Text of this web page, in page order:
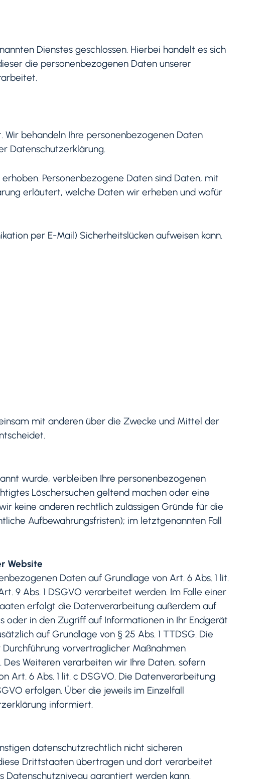
Dienstes geschlossen. Hierbei handelt es sich
die personenbezogenen Daten unserer
behandeln Ihre personenbezogenen Daten
Datenschutzerklärung.
Personenbezogene Daten sind Daten, mit
erläutert, welche Daten wir erheben und wofür
per E-Mail) Sicherheitslücken aufweisen kann.
mit anderen über die Zwecke und Mittel der
wurde, verbleiben Ihre personenbezogenen
Löschersuchen geltend machen oder eine
keine anderen rechtlich zulässigen Gründe für die
Aufbewahrungsfristen); im letztgenannten Fall
Website
Daten auf Grundlage von Art. 6 Abs. 1 lit.
9 Abs. 1 DSGVO verarbeitet werden. Im Falle einer
erfolgt die Datenverarbeitung außerdem auf
oder in den Zugriff auf Informationen in Ihr Endgerät
auf Grundlage von § 25 Abs. 1 TTDSG. Die
vorvertraglicher Maßnahmen
Weiteren verarbeiten wir Ihre Daten, sofern
Art. 6 Abs. 1 lit. c DSGVO. Die Datenverarbeitung
erfolgen. Über die jeweils im Einzelfall
informiert.
datenschutzrechtlich nicht sicheren
Drittstaaten übertragen und dort verarbeitet
Datenschutzniveau garantiert werden kann.